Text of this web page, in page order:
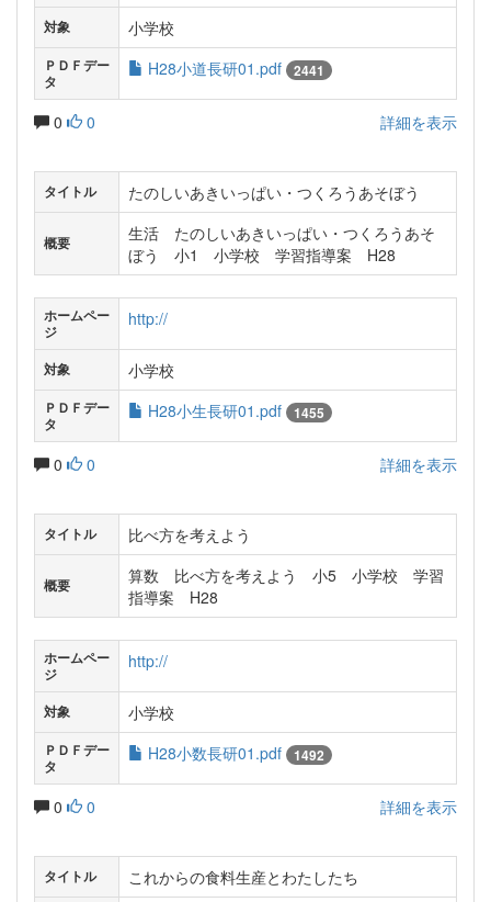
対象 小学校
ＰＤＦデー
タ
H28小道長研01.pdf 2441
0 0 詳細を表示
タイトル たのしいあきいっぱい・つくろうあそぼう
概要
生活 たのしいあきいっぱい・つくろうあそ
ぼう 小1 小学校 学習指導案 H28
ホームペー
ジ
http://
対象 小学校
ＰＤＦデー
タ
H28小生長研01.pdf 1455
0 0 詳細を表示
タイトル 比べ方を考えよう
概要
算数 比べ方を考えよう 小5 小学校 学習
指導案 H28
ホームペー
ジ
http://
対象 小学校
ＰＤＦデー
タ
H28小数長研01.pdf 1492
0 0 詳細を表示
タイトル これからの食料生産とわたしたち